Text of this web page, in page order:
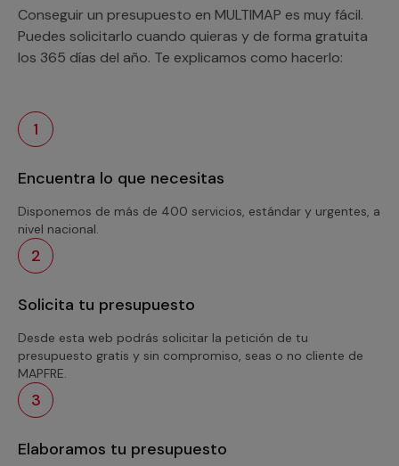
Conseguir un presupuesto en MULTIMAP es muy fácil.
Puedes solicitarlo cuando quieras y de forma gratuita
los 365 días del año. Te explicamos como hacerlo:
1
Encuentra lo que necesitas
Disponemos de más de 400 servicios, estándar y urgentes, a
nivel nacional.
2
Solicita tu presupuesto
Desde esta web podrás solicitar la petición de tu
presupuesto gratis y sin compromiso, seas o no cliente de
MAPFRE.
3
Elaboramos tu presupuesto